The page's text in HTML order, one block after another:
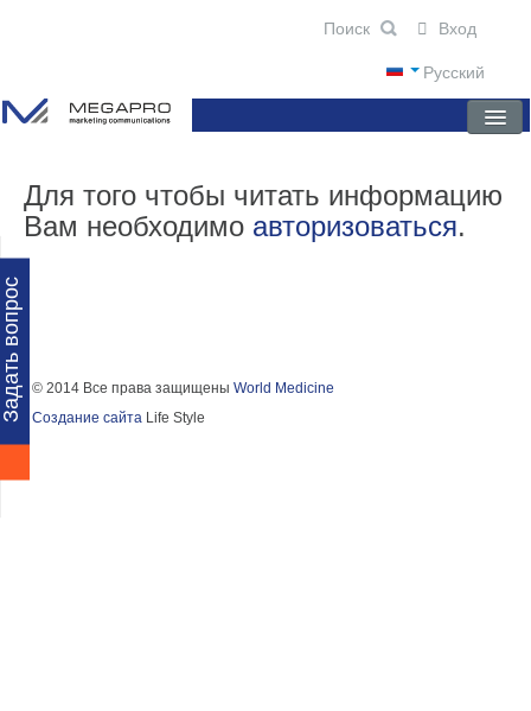
вопрос
Русский
Вход
ГЛАВНАЯ
О КОМПАНИИ
ПАРТНЕРЫ
Для того чтобы читать информацию
Вам необходимо авторизоваться.
© 2014 Все права защищеныWorld Medicine
Создание сайта Life Style